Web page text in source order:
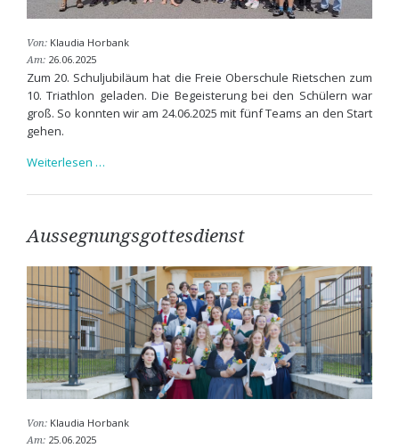
Von:Klaudia Horbank
Am: 26.06.2025
Zum 20. Schuljubiläum hat die Freie Oberschule Rietschen zum
10. Triathlon geladen. Die Begeisterung bei den Schülern war
groß. So konnten wir am 24.06.2025 mit fünf Teams an den Start
gehen.
Weiterlesen …10.
in
Aussegnungsgottesdienst
Von:Klaudia Horbank
Am: 25.06.2025